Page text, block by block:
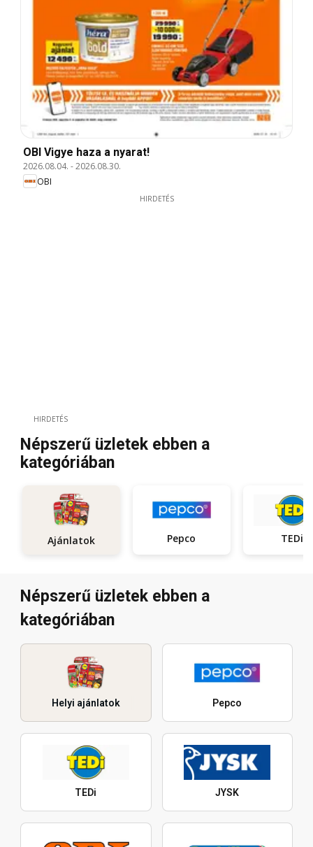
OBI Vigye haza a nyarat!
2026.08.04. -2026.08.30.
OBI
HIRDETÉS
HIRDETÉS
Népszerű üzletek ebben a
kategóriában
Ajánlatok Pepco TEDi
Népszerű üzletek ebben a
kategóriában
Helyi ajánlatok Pepco
TEDi JYSK